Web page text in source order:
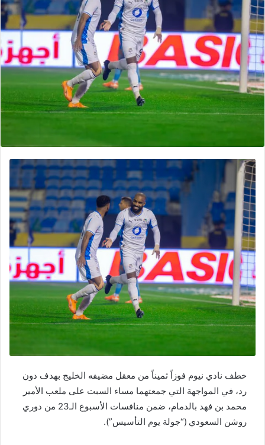
خطف نادي نيوم فوزاً ثميناً من معقل مضيفه الخليج بهدف دون
رد، في المواجهة التي جمعتهما مساء السبت على ملعب الأمير
محمد بن فهد بالدمام، ضمن منافسات الأسبوع الـ23 من دوري
روشن السعودي (“جولة يوم التأسيس”).